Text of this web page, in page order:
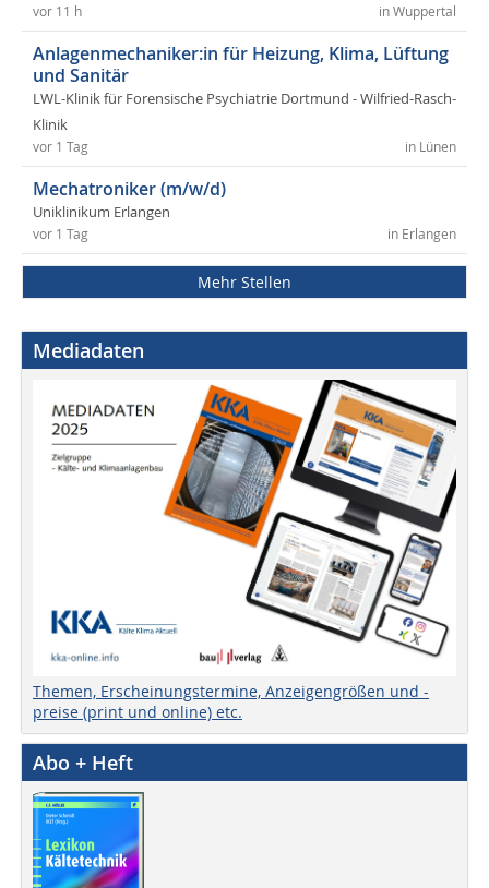
in Wuppertal
vor 11 h
Anlagenmechaniker:in für Heizung, Klima, Lüftung
und Sanitär
LWL-Klinik für Forensische Psychiatrie Dortmund - Wilfried-Rasch-
Klinik
in Lünen
vor 1 Tag
Mechatroniker (m/w/d)
Uniklinikum Erlangen
in Erlangen
vor 1 Tag
Mehr Stellen
Mediadaten
Themen, Erscheinungstermine, Anzeigengrößen und -
preise (print und online) etc.
Abo + Heft